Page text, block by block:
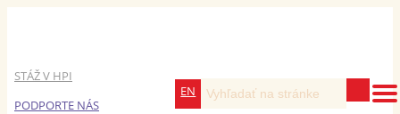
STÁŽ V HPI
PODPORTE NÁS
EN